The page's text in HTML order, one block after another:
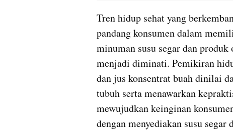
Tren hidup sehat yang
pandang konsumen dalam
minuman susu segar dan
menjadi diminati. Pemikiran
dan jus konsentrat buah dinilai
tubuh serta menawarkan
mewujudkan keinginan
dengan menyediakan susu